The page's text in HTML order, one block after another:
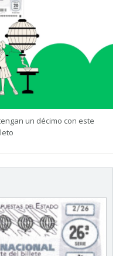
un décimo con este